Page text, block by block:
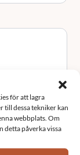
för att lagra
till dessa tekniker kan
webbplats. Om
detta påverka vissa